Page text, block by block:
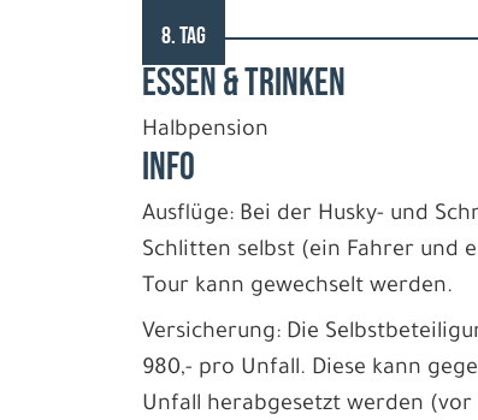
8. TAG
ESSEN & TRINKEN
Halbpension
INFO
Ausflüge: Bei der Husky- und
Schlitten selbst (ein Fahrer und
Tour kann gewechselt werden.
Versicherung: Die
980,- pro Unfall. Diese kann
Unfall herabgesetzt werden